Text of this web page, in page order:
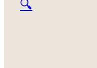
🔍